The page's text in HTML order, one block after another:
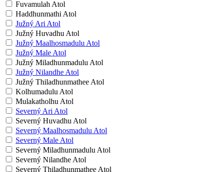
Fuvamulah Atol
Haddhunmathi Atol
Južný Ari Atol
Južný Huvadhu Atol
Južný Maalhosmadulu Atol
Južný Male Atol
Južný Miladhunmadulu Atol
Južný Nilandhe Atol
Južný Thiladhunmathee Atol
Kolhumadulu Atol
Mulakatholhu Atol
Severný Ari Atol
Severný Huvadhu Atol
Severný Maalhosmadulu Atol
Severný Male Atol
Severný Miladhunmadulu Atol
Severný Nilandhe Atol
Severný Thiladhunmathee Atol